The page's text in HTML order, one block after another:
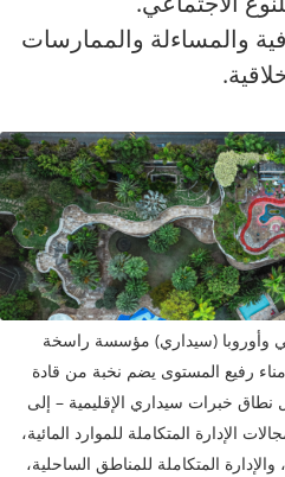
والمساءلة والممارسات
وأوروبا (سيداري) مؤسسة راسخة
رفيع المستوى يضم نخبة من قادة
نطاق خبرات سيداري الإقليمية – إلى
الإدارة المتكاملة للموارد المائية،
والإدارة المتكاملة للمناطق الساحلية،